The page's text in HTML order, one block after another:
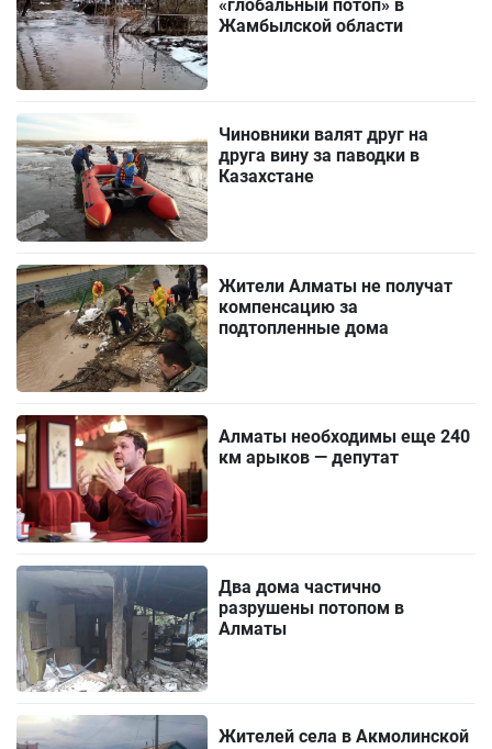
«глобальный потоп» в
Жамбылской области
Чиновники валят друг на
друга вину за паводки в
Казахстане
Жители Алматы не получат
компенсацию за
подтопленные дома
Алматы необходимы еще 240
км арыков — депутат
Два дома частично
разрушены потопом в
Алматы
Жителей села в Акмолинской